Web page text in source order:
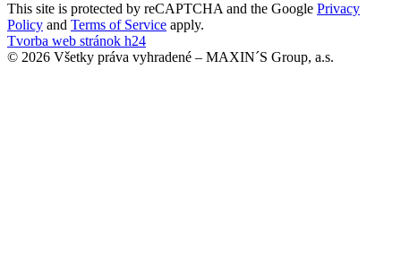
This site is protected by reCAPTCHA and the Google Privacy
Policy and Terms of Service apply.
Tvorba web stránok h24
© 2026 Všetky práva vyhradené – MAXIN´S Group, a.s.